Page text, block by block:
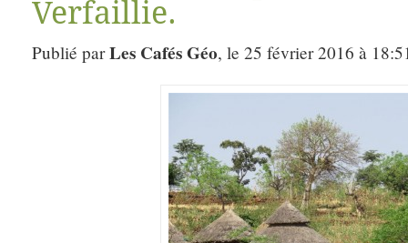
Verfaillie.
Publié parLes Cafés Géo, le 25 février 2016 à